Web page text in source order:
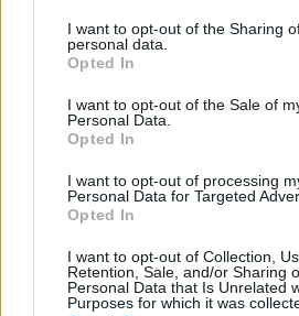
not limited to your visit or usage
grant or deny consent to Google and
use your data for below specified
consent section.
I want to opt-out of the Sharing
personal data.
Opted In
I want to opt-out of the Sale of
Personal Data.
Opted In
I want to opt-out of processing
Personal Data for Targeted
Opted In
I want to opt-out of Collection,
Retention, Sale, and/or Sharing
Personal Data that Is Unrelated
Purposes for which it was
Történelmi táj, amelynek
megújul a tatai Angolkert